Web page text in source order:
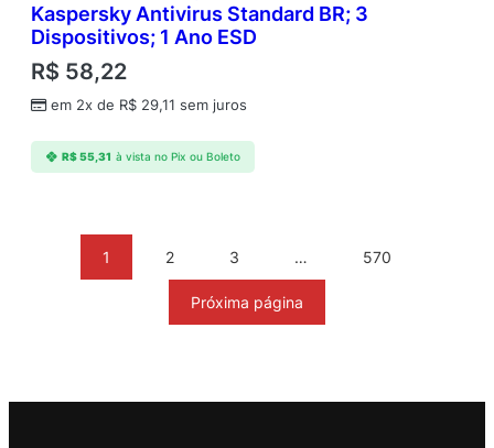
Kaspersky Antivirus Standard BR; 3
Dispositivos; 1 Ano ESD
R$ 58,22
em 2x de R$ 29,11 sem juros
R$55,31 à vista no Pix ou Boleto
1 2 3 … 570
Próxima página